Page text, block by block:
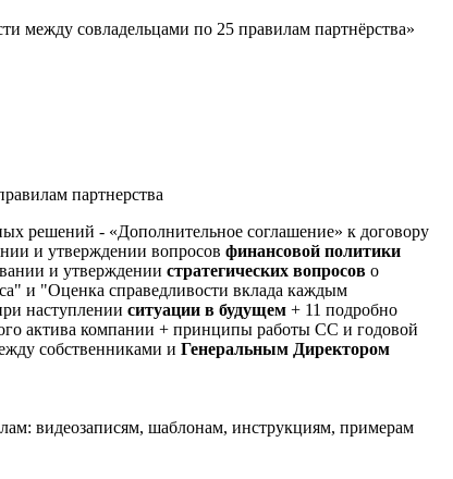
между совладельцами по 25 правилам партнёрства»
партнерства
решений - «Дополнительное соглашение» к договору
и утверждении вопросов финансовой политики
и утверждении стратегических вопросов о
и "Оценка справедливости вклада каждым
наступлении ситуации в будущем + 11 подробно
актива компании + принципы работы СС и годовой
собственниками и Генеральным Директором
видеозаписям, шаблонам, инструкциям, примерам